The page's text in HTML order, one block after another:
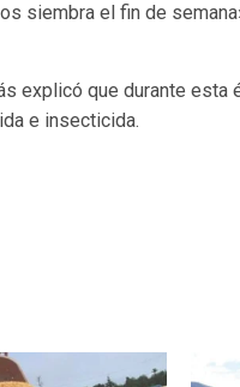
siembra el fin de
explicó que durante esta
e insecticida.